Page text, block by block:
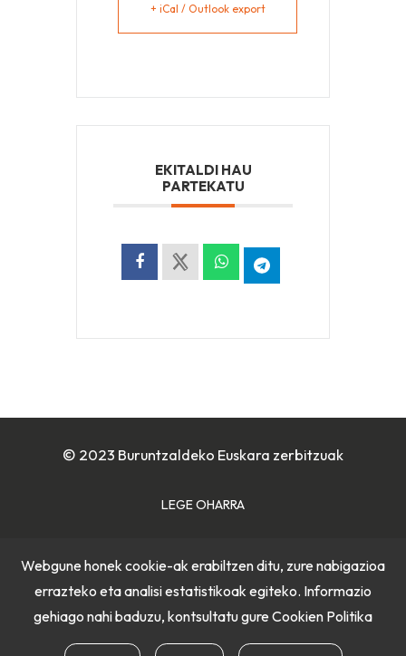
+ iCal / Outlook export
EKITALDI HAU
PARTEKATU
© 2023 Buruntzaldeko Euskara zerbitzuak
LEGE OHARRA
PRIBATUTASUN POLITIKA
Webgune honek cookie-ak erabiltzen ditu, zure nabigazioa
errazteko eta analisi estatistikoak egiteko. Informazio
gehiago nahi baduzu, kontsultatu gure Cookien Politika